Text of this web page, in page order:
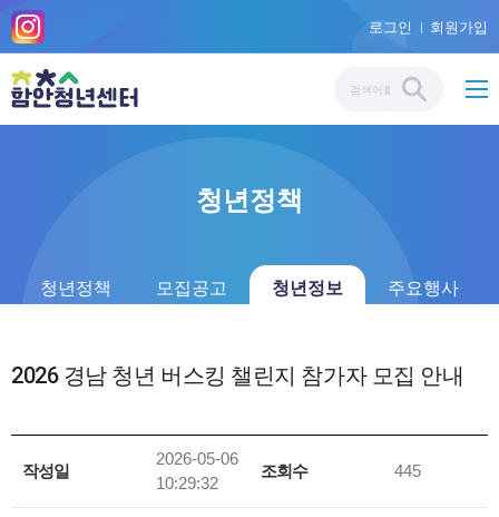
로그인 회원가입
청년정책
청년정책 모집공고 청년정보 주요행사
2026 경남 청년 버스킹 챌린지 참가자 모집 안내
작성일
2026-05-06
10:29:32
조회수 445